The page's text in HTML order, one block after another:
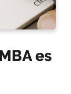
es